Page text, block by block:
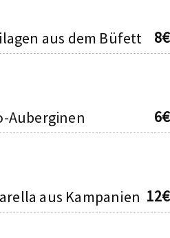
aus dem Büfett 8€
Auberginen 6€
aus Kampanien 12€